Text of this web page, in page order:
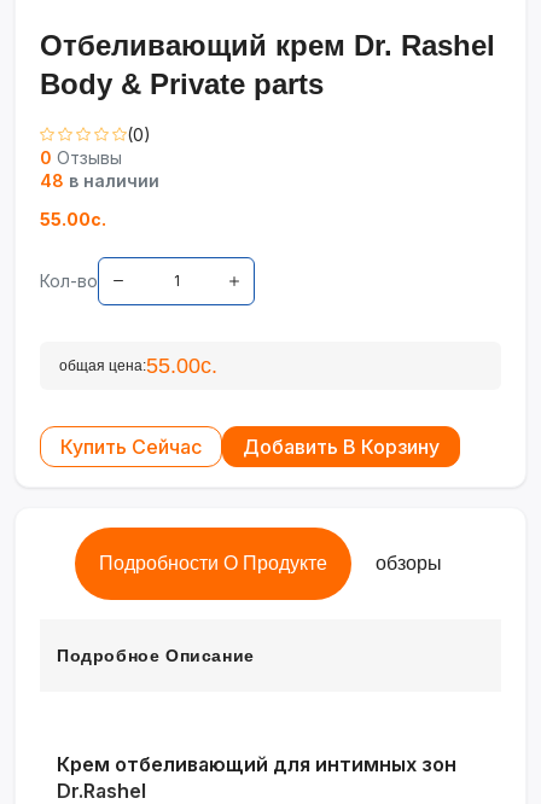
Отбеливающий крем Dr. Rashel
Body & Private parts
(0)
0 Отзывы
48 в наличии
55.00с.
Кол-во
общая цена:55.00с.
Купить Сейчас Добавить В Корзину
Подробности О Продукте обзоры
Подробное Описание
Крем отбеливающий для интимных зон
Dr.Rashel